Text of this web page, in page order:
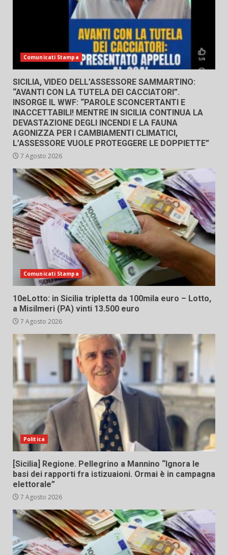
Comunicati Stampa
SICILIA, VIDEO DELL’ASSESSORE SAMMARTINO:
“AVANTI CON LA TUTELA DEI CACCIATORI”.
INSORGE IL WWF: “PAROLE SCONCERTANTI E
INACCETTABILI! MENTRE IN SICILIA CONTINUA LA
DEVASTAZIONE DEGLI INCENDI E LA FAUNA
AGONIZZA PER I CAMBIAMENTI CLIMATICI,
L’ASSESSORE VUOLE PROTEGGERE LE DOPPIETTE”
7 Agosto 2026
Comunicati Stampa
10eLotto: in Sicilia tripletta da 100mila euro – Lotto,
a Misilmeri (PA) vinti 13.500 euro
7 Agosto 2026
Politica
[Sicilia] Regione. Pellegrino a Mannino “Ignora le
basi dei rapporti fra istizuaioni. Ormai è in campagna
elettorale”
7 Agosto 2026